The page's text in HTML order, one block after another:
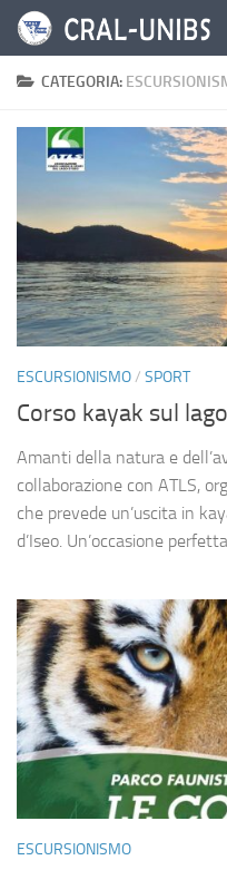
Salta al contenuto
CATEGORIA:
ESCURSIONISMO/ SPORT
Corso kayak sul
Amanti della natura e
collaborazione con ATLS,
che prevede un’uscita in
d’Iseo. Un’occasione
ESCURSIONISMO